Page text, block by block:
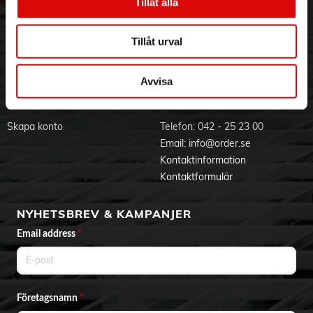
Tillåt urval
Avvisa
Garanti: 2år
Levereras med kabel: USB-3-micro (USB 3.1 Gen 1) till USB-
A
Systemkrav: (Operativsystem)
- Windows 10 / 8 / 7 / Vista / XP
- Mac OS 10.2.8 eller nyare
- Linux Kernel 2.6.30 eller nyare
Visselblåsning
Varumärken
Godsefterlysning & Felleverans
Integritetspolicy
BLI KUND
Skapa konto Telefon: 042 - 25 23 00
Email: info@order.se
Kontaktinformation
Kontaktformulär
NYHETSBREV & KAMPANJER
Email address *
Företagsnamn*